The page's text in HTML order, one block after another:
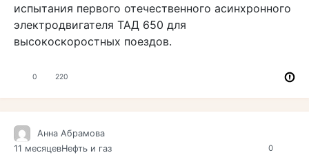
испытания первого отечественного асинхронного
электродвигателя ТАД 650 для
высокоскоростных поездов.
0 220
0
Анна Абрамова
11 месяцевНефть и газ